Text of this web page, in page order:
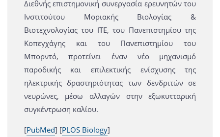
Διεθνής επιστημονική συνεργασία ερευνητών του
Ινστιτούτου Μοριακής Βιολογίας &
Βιοτεχνολογίας του ΙΤΕ, του Πανεπιστημίου της
Κοπεγχάγης και του Πανεπιστημίου του
Μπορντό, προτείνει έναν νέο μηχανισμό
παροδικής και επιλεκτικής ενίσχυσης της
ηλεκτρικής δραστηριότητας των δενδριτών σε
νευρώνες, μέσω αλλαγών στην εξωκυτταρική
συγκέντρωση καλίου.
[PubMed] [PLOS Biology]